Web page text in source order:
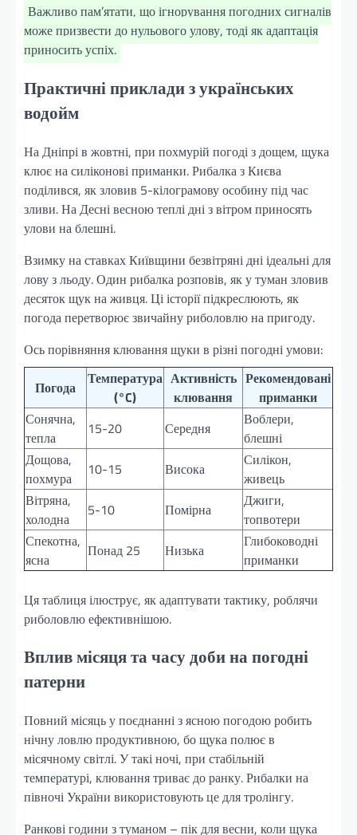
Важливо пам’ятати, що ігнорування погодних сигналів
може призвести до нульового улову, тоді як адаптація
приносить успіх.
Практичні приклади з українських
водойм
На Дніпрі в жовтні, при похмурій погоді з дощем, щука
клює на силіконові приманки. Рибалка з Києва
поділився, як зловив 5-кілограмову особину під час
зливи. На Десні весною теплі дні з вітром приносять
улови на блешні.
Взимку на ставках Київщини безвітряні дні ідеальні для
лову з льоду. Один рибалка розповів, як у туман зловив
десяток щук на живця. Ці історії підкреслюють, як
погода перетворює звичайну риболовлю на пригоду.
Ось порівняння клювання щуки в різні погодні умови:
Погода
Температура
(°C)
Активність
клювання
Рекомендовані
приманки
Сонячна,
тепла
15-20 Середня
Воблери,
блешні
Дощова,
похмура
10-15 Висока
Силікон,
живець
Вітряна,
холодна
5-10 Помірна
Джиги,
топвотери
Спекотна,
ясна
Понад 25 Низька
Глибоководні
приманки
Ця таблиця ілюструє, як адаптувати тактику, роблячи
риболовлю ефективнішою.
Вплив місяця та часу доби на погодні
патерни
Повний місяць у поєднанні з ясною погодою робить
нічну ловлю продуктивною, бо щука полює в
місячному світлі. У такі ночі, при стабільній
температурі, клювання триває до ранку. Рибалки на
півночі України використовують це для тролінгу.
Ранкові години з туманом – пік для весни, коли щука